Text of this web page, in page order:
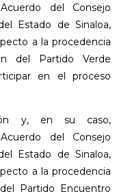
del Consejo
Estado de Sinaloa,
a la procedencia
del Partido Verde
en el proceso
y, en su caso,
del Consejo
Estado de Sinaloa,
a la procedencia
Partido Encuentro